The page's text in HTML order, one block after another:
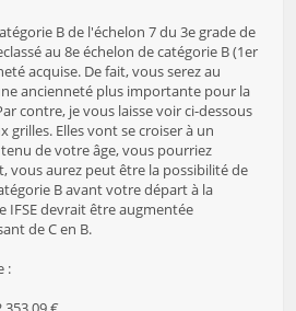
B de l'échelon 7 du 3e grade de
au 8e échelon de catégorie B (1er
acquise. De fait, vous serez au
ancienneté plus importante pour la
contre, je vous laisse voir ci-dessous
grilles. Elles vont se croiser à un
de votre âge, vous pourriez
vous aurez peut être la possibilité de
B avant votre départ à la
IFSE devrait être augmentée
de C en B.
: